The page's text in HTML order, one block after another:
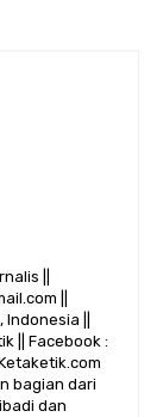
||
||
||
|| Facebook :
bagian dari
dan